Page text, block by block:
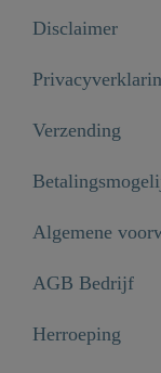
Disclaimer
Verzending
Algemene
AGB Bedrijf
Herroeping